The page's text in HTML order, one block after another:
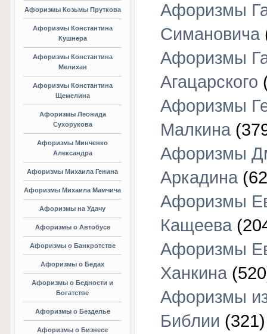
Афоризмы Козьмы Пруткова
Афоризмы Константина
Кушнера
Афоризмы Константина
Мелихан
Афоризмы Константина
Щемелина
Афоризмы Леонида
Сухорукова
Афоризмы Минченко
Александра
Афоризмы Михаила Генина
Афоризмы Михаила Мамчича
Афоризмы на Удачу
Афоризмы о Автобусе
Афоризмы о Банкротстве
Афоризмы о Бедах
Афоризмы о Бедности и
Богатстве
Афоризмы о Безделье
Афоризмы о Бизнесе
Афоризмы
Симановича
Афоризмы
Агацарского
Афоризмы
Малкина
Афоризмы
Аркадина
Афоризмы
Кащеева
Афоризмы
Ханкина
Афоризмы
Библии (321)